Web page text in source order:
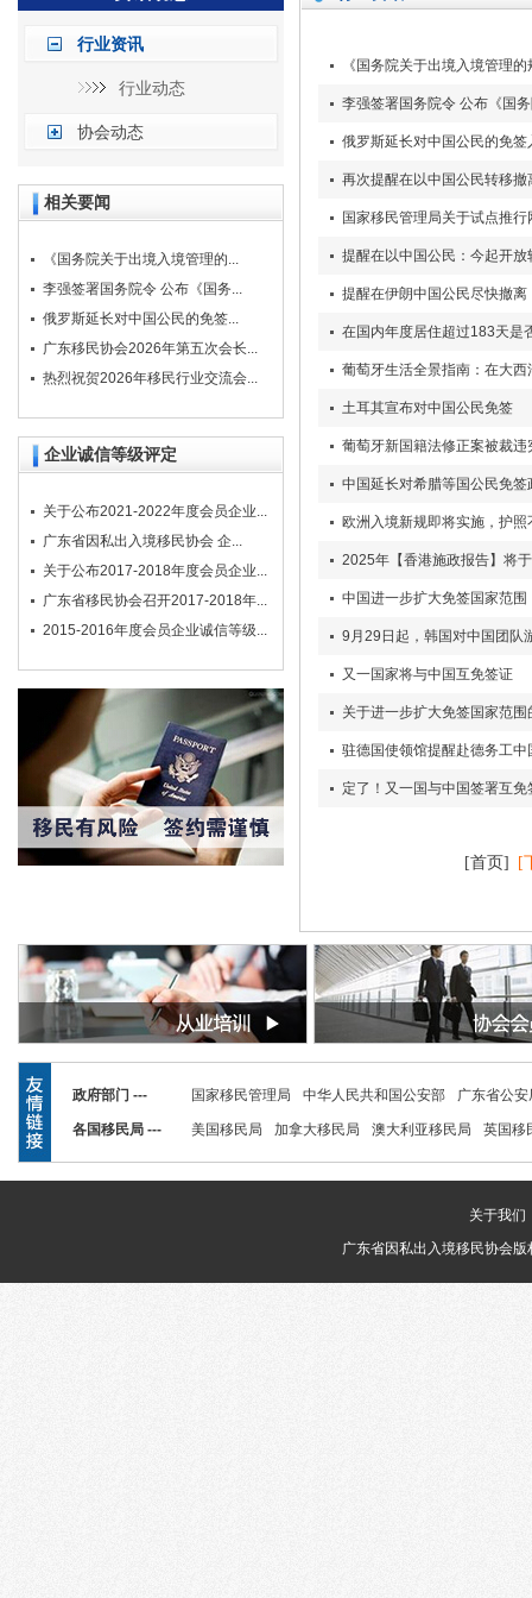
行业资讯
行业动态
协会动态
相关要闻
《国务院关于出境入境管理的...
李强签署国务院令 公布《国务...
俄罗斯延长对中国公民的免签...
广东移民协会2026年第五次会长...
热烈祝贺2026年移民行业交流会...
企业诚信等级评定
关于公布2021-2022年度会员企业...
广东省因私出入境移民协会 企...
关于公布2017-2018年度会员企业...
广东省移民协会召开2017-2018年...
2015-2016年度会员企业诚信等级...
《国务院关于出境入境管理
李强签署国务院令 公布《国
俄罗斯延长对中国公民的免签
再次提醒在以中国公民转移
国家移民管理局关于试点推
提醒在以中国公民：今起开
提醒在伊朗中国公民尽快撤离
在国内年度居住超过183天
葡萄牙生活全景指南：在大
土耳其宣布对中国公民免签
葡萄牙新国籍法修正案被裁违
中国延长对希腊等国公民免
欧洲入境新规即将实施，护照
2025年【香港施政报告】将
中国进一步扩大免签国家范围
9月29日起，韩国对中国团队
又一国家将与中国互免签证
关于进一步扩大免签国家范围
驻德国使领馆提醒赴德务工
定了！又一国与中国签署互免
[首页] [
政府部门 --- 国家移民管理局 中华人民共和国公安部 广东省公
各国移民局 --- 美国移民局 加拿大移民局 澳大利亚移民局 英国移
关于我们
广东省因私出入境移民协会